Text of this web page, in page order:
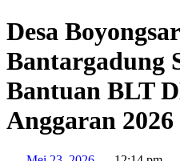
Desa
Bantargadung
Bantuan BLT
Anggaran 2026